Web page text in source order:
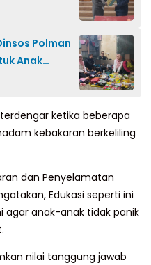
Polman
Anak
ketika beberapa
kebakaran berkeliling
dan Penyelamatan
Edukasi seperti ini
agar anak-anak tidak panik
nilai tanggung jawab